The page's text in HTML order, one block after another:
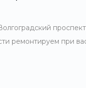
ремонтируем при